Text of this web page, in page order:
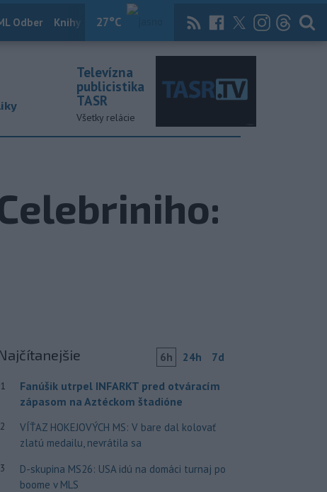
27°C
Odber Knihy Útulkovo Magazín News Now Archív
Televízna
publicistika
TASR
Všetky relácie
6h 24h 7d
1
Fanúšik utrpel INFARKT pred otváracím
zápasom na Aztéckom štadióne
2
VÍŤAZ HOKEJOVÝCH MS: V bare dal kolovať
zlatú medailu, nevrátila sa
3
D-skupina MS26: USA idú na domáci turnaj po
boome v MLS